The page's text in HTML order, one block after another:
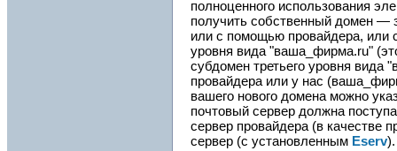
полноценного использования
получить собственный домен —
или с помощью провайдера, или
уровня вида "ваша_фирма.ru"
субдомен третьего уровня
провайдера или у нас
вашего нового домена можно
почтовый сервер должна
сервер провайдера (в качестве
сервер (с установленным Eserv).